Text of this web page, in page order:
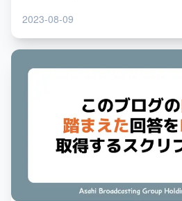
2023-08-09